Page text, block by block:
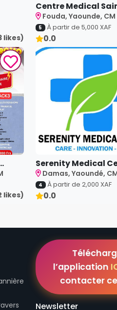
likes)
Centre Medical
Fouda, Yaounde, CM
5 À partir de 5,000 XAF
0.0
likes)
Serenity Medical
Damas, Yaoundé,
4 À partir de 2,000 XAF
0.0
l’application
contacter
Newsletter